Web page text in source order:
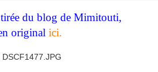
tirée du blog de Mimitouti,
original ici.